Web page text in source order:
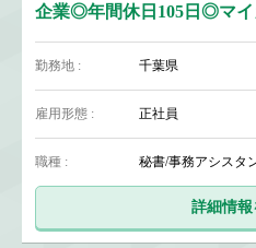
企業◎年間休日105日◎マイ
勤務地 : 千葉県
雇用形態 : 正社員
職種 : 秘書/事務アシスタ
詳細情報